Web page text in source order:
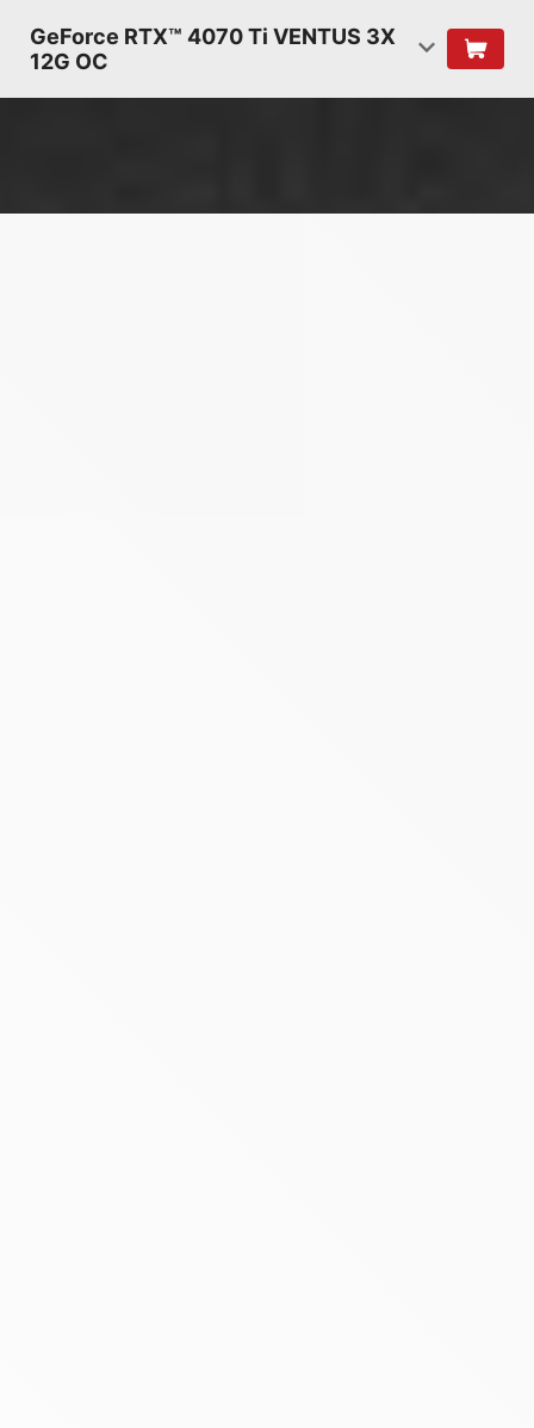
GeForce RTX™ 4070 Ti VENTUS 3X
12G OC